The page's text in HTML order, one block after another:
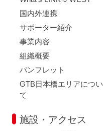
国内外連携
サポーター紹介
事業内容
組織概要
パンフレット
GTB日本橋エリアについ
て
施設・アクセス